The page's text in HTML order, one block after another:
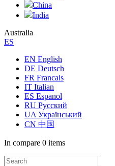
China
India
Australia
ES
EN English
DE Deutsch
FR Francais
IT Italian
ES Espanol
RU Русский
UA Український
CN 中国
In compare 0 items